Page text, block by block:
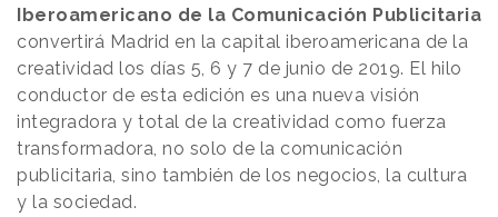
Iberoamericano de la Comunicación Publicitaria
convertirá Madrid en la capital iberoamericana de la
creatividad los días 5, 6 y 7 de junio de 2019. El hilo
conductor de esta edición es una nueva visión
integradora y total de la creatividad como fuerza
transformadora, no solo de la comunicación
publicitaria, sino también de los negocios, la cultura
y la sociedad.